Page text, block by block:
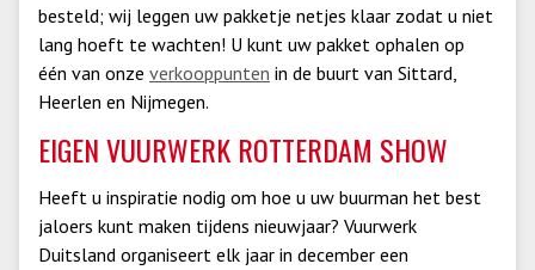
besteld; wij leggen uw pakketje netjes klaar zodat u niet
lang hoeft te wachten! U kunt uw pakket ophalen op
één van onze verkooppunten in de buurt van Sittard,
Heerlen en Nijmegen.
EIGEN VUURWERK ROTTERDAM SHOW
Heeft u inspiratie nodig om hoe u uw buurman het best
jaloers kunt maken tijdens nieuwjaar? Vuurwerk
Duitsland organiseert elk jaar in december een